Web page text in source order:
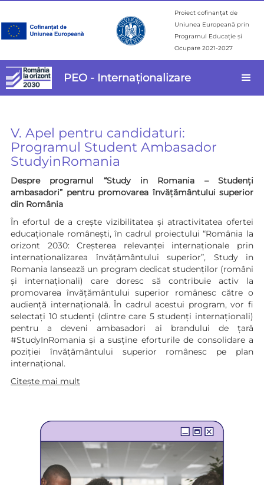
Proiect cofinanțat de
Uniunea Europeană prin
Programul Educație și
Ocupare 2021-2027
PEO - Internaționalizare
V. Apel pentru candidaturi:
Programul Student Ambasador
StudyinRomania
Despre programul “Study in Romania – Studenți
ambasadori” pentru promovarea învățământului superior
din România
În efortul de a crește vizibilitatea și atractivitatea ofertei
educaționale românești, în cadrul proiectului “România la
orizont 2030: Creșterea relevanței internaționale prin
internaționalizarea învățământului superior”, Study in
Romania lansează un program dedicat studenților (români
și internaționali) care doresc să contribuie activ la
promovarea învățământului superior românesc către o
audiență internațională. În cadrul acestui program, vor fi
selectați 10 studenți (dintre care 5 studenți internaționali)
pentru a deveni ambasadori ai brandului de țară
#StudyInRomania și a susține eforturile de consolidare a
poziției învățământului superior românesc pe plan
internațional.
Citește mai mult